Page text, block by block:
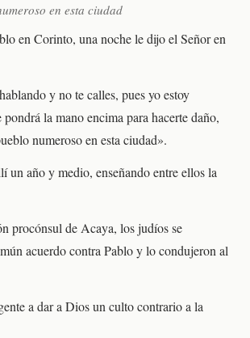
en esta ciudad
en Corinto, una noche le dijo el Señor en
y no te calles, pues yo estoy
la mano encima para hacerte daño,
numeroso en esta ciudad».
un año y medio, enseñando entre ellos la
procónsul de Acaya, los judíos se
acuerdo contra Pablo y lo condujeron al
a dar a Dios un culto contrario a la